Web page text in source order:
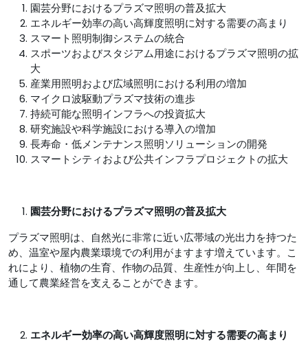
園芸分野におけるプラズマ照明の普及拡大
エネルギー効率の高い高輝度照明に対する需要の高まり
スマート照明制御システムの統合
スポーツおよびスタジアム用途におけるプラズマ照明の拡
大
産業用照明および広域照明における利用の増加
マイクロ波駆動プラズマ技術の進歩
持続可能な照明インフラへの投資拡大
研究施設や科学施設における導入の増加
長寿命・低メンテナンス照明ソリューションの開発
スマートシティおよび公共インフラプロジェクトの拡大
園芸分野におけるプラズマ照明の普及拡大
プラズマ照明は、自然光に非常に近い広帯域の光出力を持つた
め、温室や屋内農業環境での利用がますます増えています。こ
れにより、植物の生育、作物の品質、生産性が向上し、年間を
通して農業経営を支えることができます。
エネルギー効率の高い高輝度照明に対する需要の高まり